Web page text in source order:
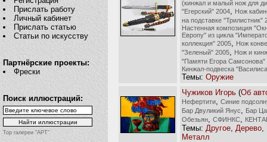
Прислать работу
Личный кабинет
Прислать статью
Статьи по искусству
Партнёрские проекты:
Фрески
Поиск иллюстраций:
Top галереи "АРТ"
(кинжал и малый нож для
"Егерский" 2004
Нож
на подставке "Трилистник"
Настенная композиция
Европу" из цикла
коллекция" 2005
Нож
"Зеленый" 2005
Нож и
"Памяти Егора Самсонова"
Кинжал-подвеска
Темы: Оружие
Чужиков Игорь (Об
Нефертити
Синие
Бар Двуликий Янус
Бар
Обезьян
СФИНКС
Темы: Другое Дерево
Металл